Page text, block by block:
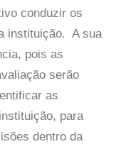
conduzir os
instituição. A sua
pois as
serão
as
para
dentro da